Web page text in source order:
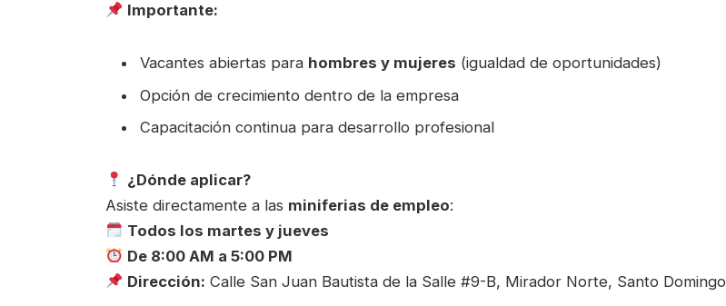
Importante:
Vacantes abiertas para hombres y mujeres (igualdad de oportunidades)
Opción de crecimiento dentro de la empresa
Capacitación continua para desarrollo profesional
¿Dónde aplicar?
Asiste directamente a las miniferias de empleo:
Todos los martes y jueves
De 8:00 AM a 5:00 PM
Dirección: Calle San Juan Bautista de la Salle #9-B, Mirador Norte, Santo Domingo